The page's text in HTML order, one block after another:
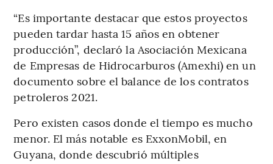
“Es importante destacar que estos proyectos
pueden tardar hasta 15 años en obtener
producción”, declaró la Asociación Mexicana
de Empresas de Hidrocarburos (Amexhi) en un
documento sobre el balance de los contratos
petroleros 2021.
Pero existen casos donde el tiempo es mucho
menor. El más notable es ExxonMobil, en
Guyana, donde descubrió múltiples